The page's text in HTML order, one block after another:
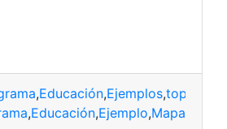
,Educación,Ejemplos,top2
,Educación,Ejemplo,Mapa